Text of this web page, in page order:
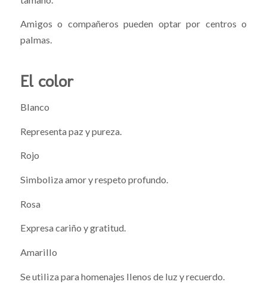
Amigos o compañeros pueden optar por centros o
palmas.
El color
Blanco
Representa paz y pureza.
Rojo
Simboliza amor y respeto profundo.
Rosa
Expresa cariño y gratitud.
Amarillo
Se utiliza para homenajes llenos de luz y recuerdo.